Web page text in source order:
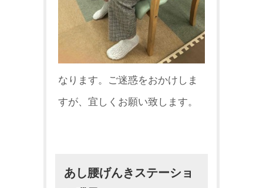
なります。ご迷惑をおかけ しま
すが、宜しくお願い致します。
あし腰げんきステーショ